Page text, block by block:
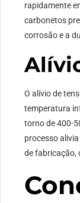
rapidamente
carbonetos
corrosão e a
O alívio de
temperatura
torno de 400-
processo
de fabricação,